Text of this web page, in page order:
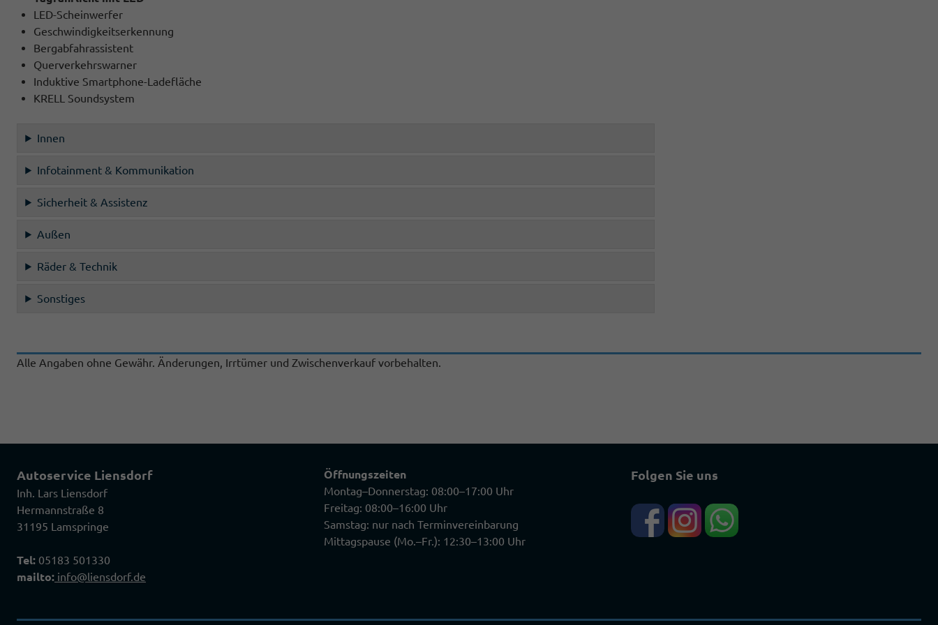
LED-Scheinwerfer
Geschwindigkeitserkennung
Bergabfahrassistent
Querverkehrswarner
Induktive Smartphone-Ladefläche
KRELL Soundsystem
Innen
Infotainment & Kommunikation
Sicherheit & Assistenz
Außen
Räder & Technik
Sonstiges
Alle Angaben ohne Gewähr. Änderungen, Irrtümer und Zwischenverkauf vorbehalten.
Autoservice Liensdorf
Inh. Lars Liensdorf
Hermannstraße 8
31195 Lamspringe
Tel: 05183 501330
mailto: info@liensdorf.de
Öffnungszeiten
Montag–Donnerstag: 08:00–17:00 Uhr
Freitag: 08:00–16:00 Uhr
Samstag: nur nach Terminvereinbarung
Mittagspause (Mo.–Fr.): 12:30–13:00 Uhr
Folgen Sie uns